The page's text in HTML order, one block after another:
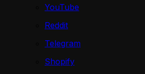
YouTube
Reddit
Telegram
Shopify